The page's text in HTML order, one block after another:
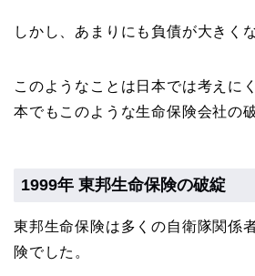
しかし、あまりにも負債が大きく
このようなことは日本では考えに
本でもこのような生命保険会社の
1999年 東邦生命保険の破綻
東邦生命保険は多くの自衛隊関係
険でした。